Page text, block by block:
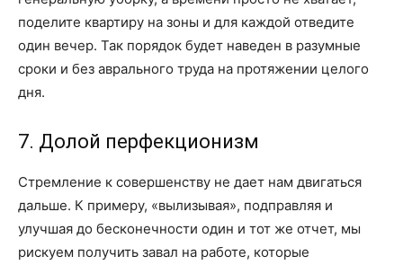
поделите квартиру на зоны и для каждой отведите
один вечер. Так порядок будет наведен в разумные
сроки и без аврального труда на протяжении целого
дня.
7. Долой перфекционизм
Стремление к совершенству не дает нам двигаться
дальше. К примеру, «вылизывая», подправляя и
улучшая до бесконечности один и тот же отчет, мы
рискуем получить завал на работе, которые